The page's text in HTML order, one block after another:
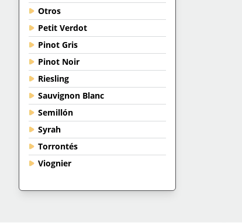
Otros
Petit Verdot
Pinot Gris
Pinot Noir
Riesling
Sauvignon Blanc
Semillón
Syrah
Torrontés
Viognier